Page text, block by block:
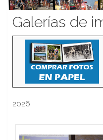
Galerías de
2026